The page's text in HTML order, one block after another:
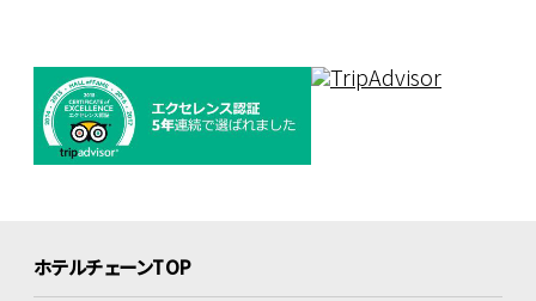
ホテルチェーンTOP